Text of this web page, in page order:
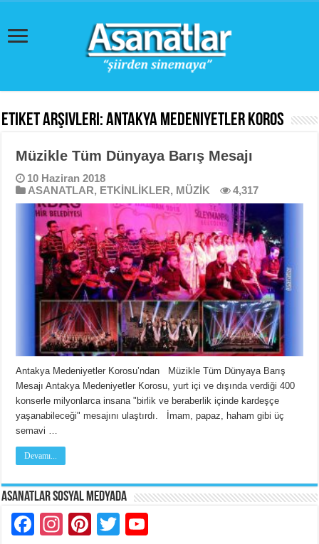
Etiket Arşivleri:Antakya Medeniyetler Koros
Müzikle Tüm Dünyaya Barış Mesajı
10 Haziran 2018
ASANATLAR, ETKİNLİKLER, MÜZİK 4,317
Antakya Medeniyetler Korosu’ndan Müzikle Tüm Dünyaya Barış
Mesajı Antakya Medeniyetler Korosu, yurt içi ve dışında verdiği 400
konserle milyonlarca insana "birlik ve beraberlik içinde kardeşçe
yaşanabileceği" mesajını ulaştırdı. İmam, papaz, haham gibi üç
semavi …
Devamı...
Asanatlar Sosyal Medyada
Facebook
Instagram
Pinterest
Twitter